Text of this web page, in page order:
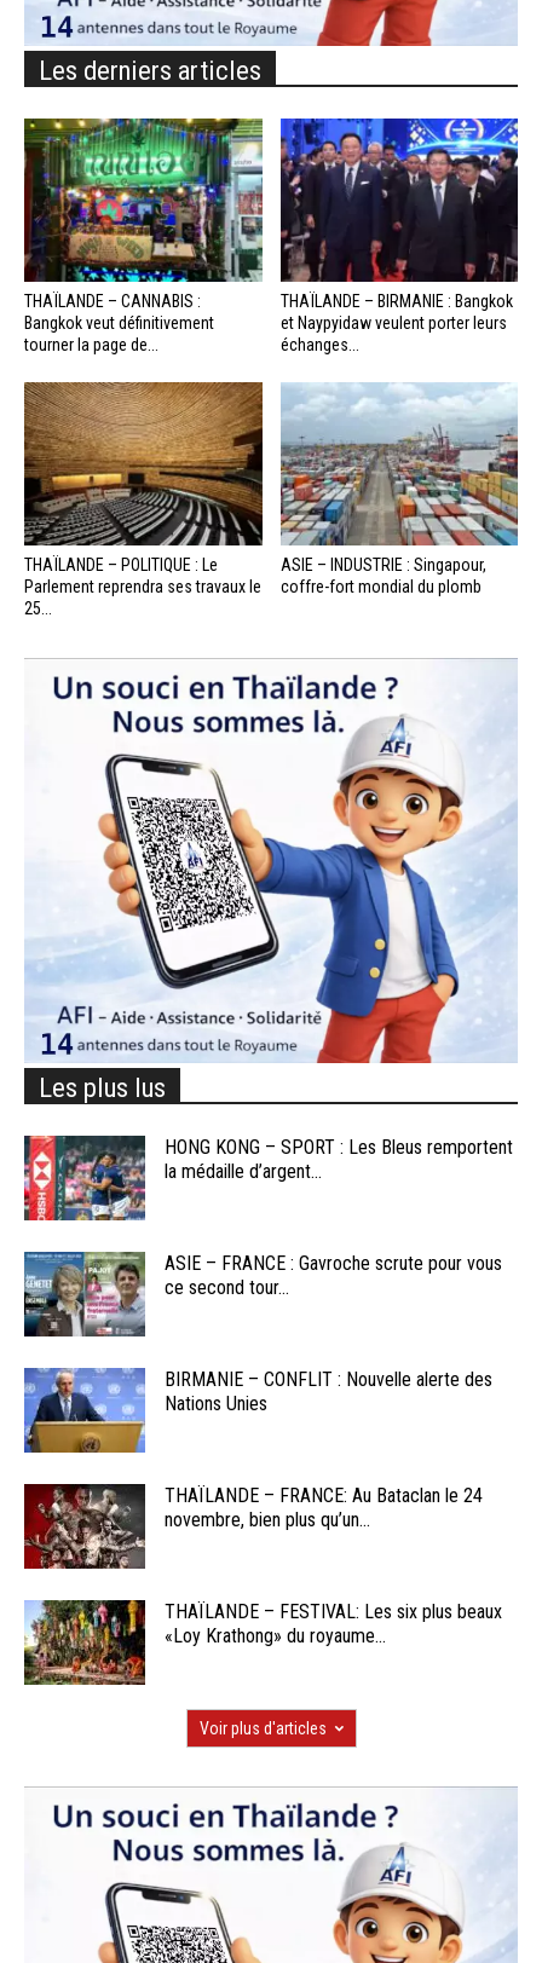
Les derniers articles
THAÏLANDE – CANNABIS :
Bangkok veut définitivement
tourner la page de...
THAÏLANDE – BIRMANIE : Bangkok
et Naypyidaw veulent porter leurs
échanges...
THAÏLANDE – POLITIQUE : Le
Parlement reprendra ses travaux le
25...
ASIE – INDUSTRIE : Singapour,
coffre-fort mondial du plomb
Les plus lus
HONG KONG – SPORT : Les Bleus remportent
la médaille d’argent...
ASIE – FRANCE : Gavroche scrute pour vous
ce second tour...
BIRMANIE – CONFLIT : Nouvelle alerte des
Nations Unies
THAÏLANDE – FRANCE: Au Bataclan le 24
novembre, bien plus qu’un...
THAÏLANDE – FESTIVAL: Les six plus beaux
«Loy Krathong» du royaume...
Voir plus d'articles